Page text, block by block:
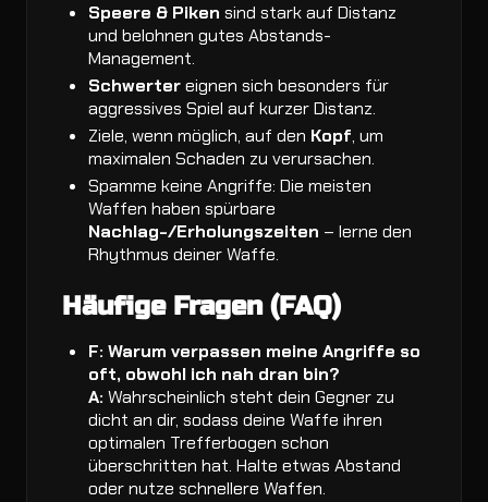
Speere & Piken sind stark auf Distanz
und belohnen gutes Abstands-
Management.
Schwertereignen sich besonders für
aggressives Spiel auf kurzer Distanz.
Ziele, wenn möglich, auf den Kopf, um
maximalen Schaden zu verursachen.
Spamme keine Angriffe: Die meisten
Waffen haben spürbare
Nachlag-/Erholungszeiten – lerne den
Rhythmus deiner Waffe.
Häufige Fragen (FAQ)
F: Warum verpassen meine Angriffe so
oft, obwohl ich nah dran bin?
A: Wahrscheinlich steht dein Gegner zu
dicht an dir, sodass deine Waffe ihren
optimalen Trefferbogen schon
überschritten hat. Halte etwas Abstand
oder nutze schnellere Waffen.